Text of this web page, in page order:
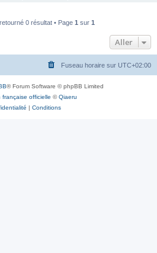
e
r
0 résultat • Page 1 sur 1
Aller
Fuseau horaire sur UTC+02:00
® Forum Software © phpBB Limited
française officielle ©Qiaeru
| Conditions